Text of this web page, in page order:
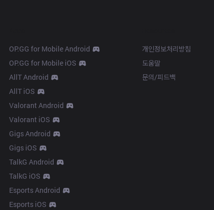
OP.GG for Mobile Android
OP.GG for Mobile iOS
AllT Android
AllT iOS
Valorant Android
Valorant iOS
Gigs Android
Gigs iOS
TalkG Android
TalkG iOS
Esports Android
Esports iOS
개인정보처리방침
도움말
문의/피드백